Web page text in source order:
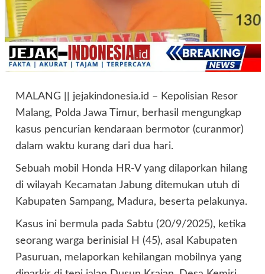
MALANG || jejakindonesia.id – Kepolisian Resor
Malang, Polda Jawa Timur, berhasil mengungkap
kasus pencurian kendaraan bermotor (curanmor)
dalam waktu kurang dari dua hari.
Sebuah mobil Honda HR-V yang dilaporkan hilang
di wilayah Kecamatan Jabung ditemukan utuh di
Kabupaten Sampang, Madura, beserta pelakunya.
Kasus ini bermula pada Sabtu (20/9/2025), ketika
seorang warga berinisial H (45), asal Kabupaten
Pasuruan, melaporkan kehilangan mobilnya yang